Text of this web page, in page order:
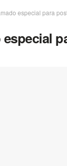
especial para